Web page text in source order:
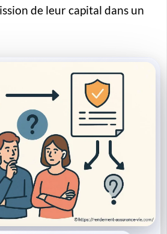
de leur capital dans un